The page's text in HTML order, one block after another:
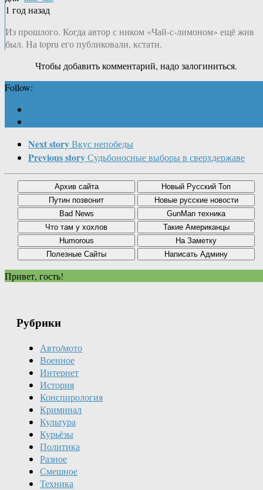
1 год назад
Из прошлого. Когда автор с ником «Чай-с-лимоном» ещё жив
был. На topru его публиковали, кстати.
Чтобы добавить комментарий, надо залогиниться.
Follow:
Next storyВкус непобеды
Previous storyСудьбоносные выборы в сверхдержаве
Привет, гость!
Рубрики
Авто/мото
Военное
Интернет
История
Конспирология
Криминал
Культура
Курьёзы
Политика
Разное
Смешное
Техника